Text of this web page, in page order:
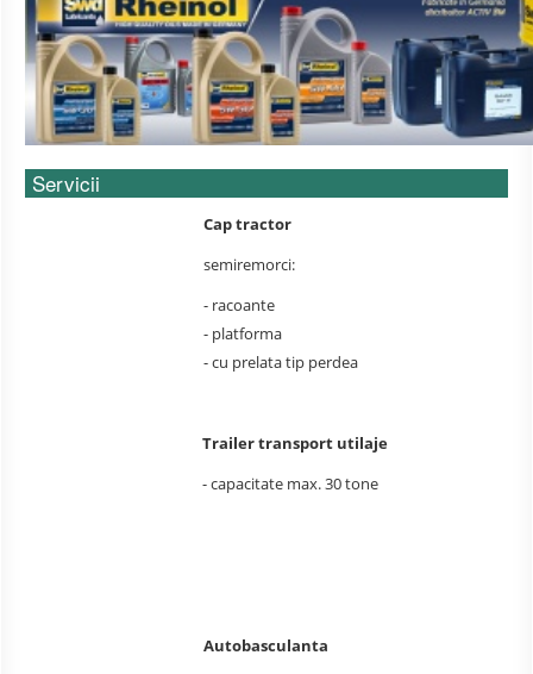
Servicii
Cap tractor
semiremorci:
- racoante
- platforma
- cu prelata tip perdea
Trailer transport utilaje
- capacitate max. 30 tone
Autobasculanta